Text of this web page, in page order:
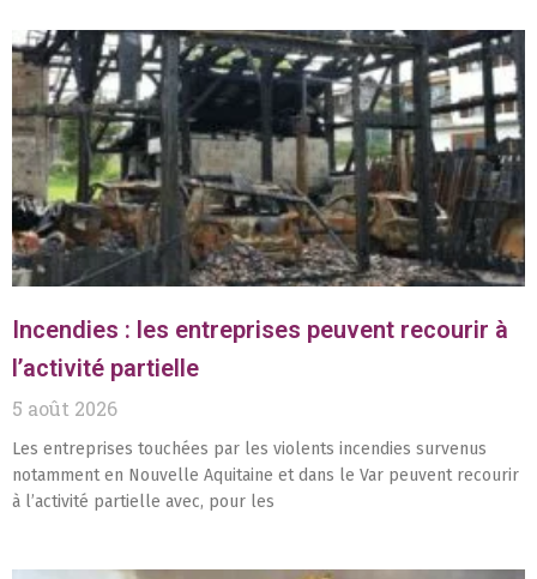
Incendies : les entreprises peuvent recourir à
l’activité partielle
5 août 2026
Les entreprises touchées par les violents incendies survenus
notamment en Nouvelle Aquitaine et dans le Var peuvent recourir
à l’activité partielle avec, pour les